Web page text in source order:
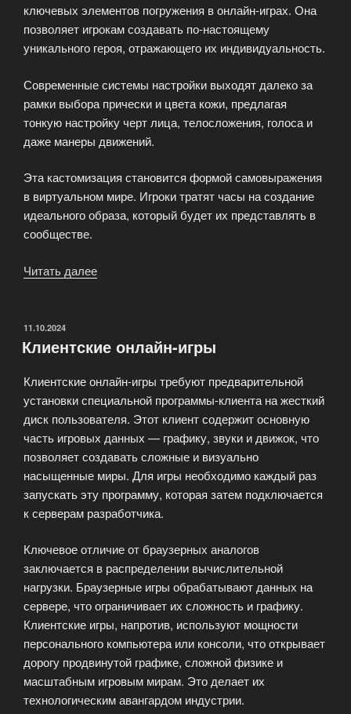
ключевых элементов погружения в онлайн-играх. Она
позволяет игрокам создавать по-настоящему
уникального героя, отражающего их индивидуальность.
Современные системы настройки выходят далеко за
рамки выбора прически и цвета кожи, предлагая
тонкую настройку черт лица, телосложения, голоса и
даже манеры движений.
Эта кастомизация становится формой самовыражения
в виртуальном мире. Игроки тратят часы на создание
идеального образа, который будет их представлять в
сообществе.
Читать далее
персонажа»
ОПУБЛИКОВАНО
11.10.2024
Клиентские онлайн-игры
Клиентские онлайн-игры требуют предварительной
установки специальной программы-клиента на жесткий
диск пользователя. Этот клиент содержит основную
часть игровых данных — графику, звуки и движок, что
позволяет создавать сложные и визуально
насыщенные миры. Для игры необходимо каждый раз
запускать эту программу, которая затем подключается
к серверам разработчика.
Ключевое отличие от браузерных аналогов
заключается в распределении вычислительной
нагрузки. Браузерные игры обрабатывают данных на
сервере, что ограничивает их сложность и графику.
Клиентские игры, напротив, используют мощности
персонального компьютера или консоли, что открывает
дорогу продвинутой графике, сложной физике и
масштабным игровым мирам. Это делает их
технологическим авангардом индустрии.